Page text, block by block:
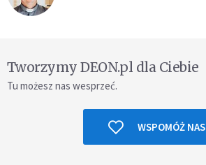
Tworzymy DEON.pl dla Ciebie
Tu możesz nas wesprzeć.
WSPOMÓŻ NAS